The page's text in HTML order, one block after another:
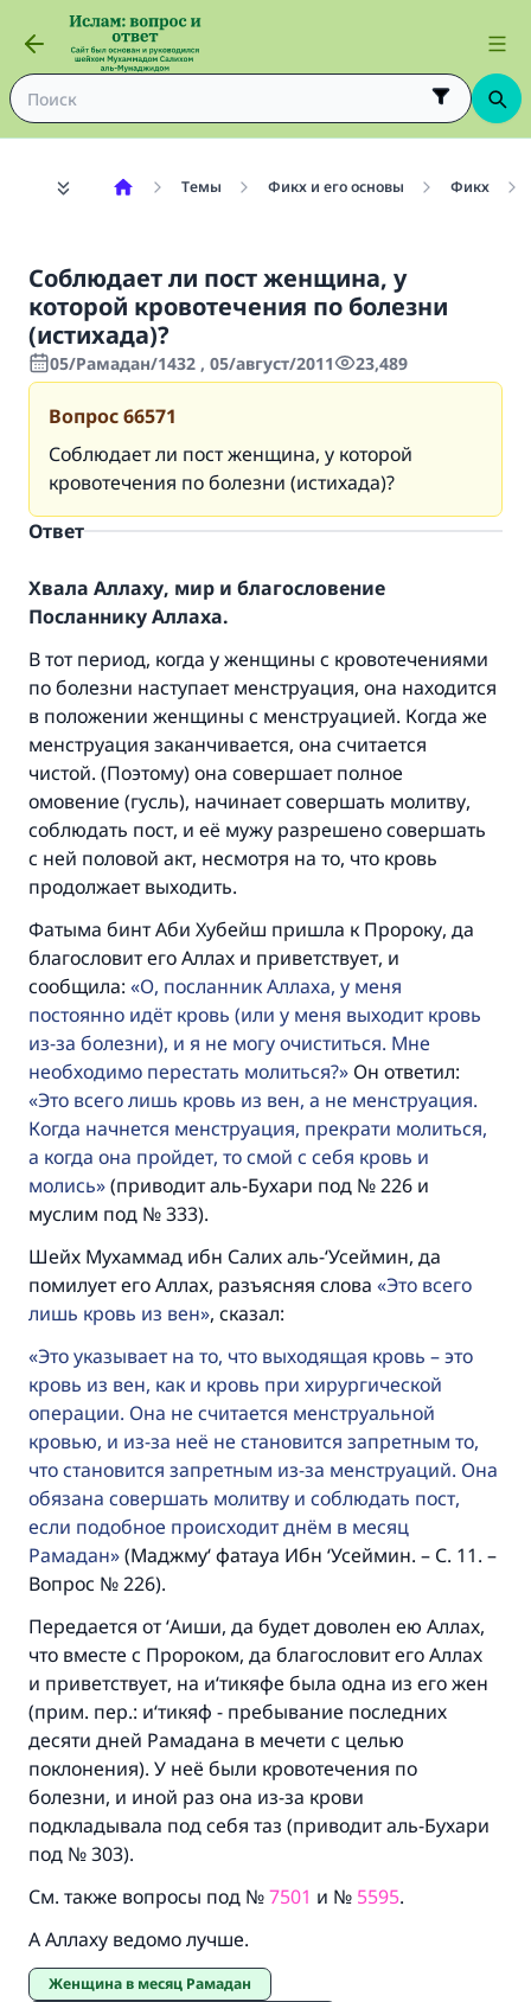
Темы Фикх и его основы Фикх
Соблюдает ли пост женщина, у
которой кровотечения по болезни
(истихада)?
05/Рамадан/1432 , 05/август/2011 23,489
Вопрос66571
Соблюдает ли пост женщина, у которой
кровотечения по болезни (истихада)?
Ответ
Хвала Аллаху, мир и благословение
Посланнику Аллаха.
В тот период, когда у женщины с кровотечениями
по болезни наступает менструация, она находится
в положении женщины с менструацией. Когда же
менструация заканчивается, она считается
чистой. (Поэтому) она совершает полное
омовение (гусль), начинает совершать молитву,
соблюдать пост, и её мужу разрешено совершать
с ней половой акт, несмотря на то, что кровь
продолжает выходить.
Фатыма бинт Аби Хубейш пришла к Пророку, да
благословит его Аллах и приветствует, и
сообщила:
О, посланник Аллаха, у меня
постоянно идёт кровь (или у меня выходит кровь
из-за болезни), и я не могу очиститься. Мне
необходимо перестать молиться? Он ответил:
Это всего лишь кровь из вен, а не менструация.
Когда начнется менструация, прекрати молиться,
а когда она пройдет, то смой с себя кровь и
молись (приводит аль-Бухари под № 226 и
муслим под № 333).
Шейх Мухаммад ибн Салих аль-‘Усеймин, да
помилует его Аллах, разъясняя слова Это всего
лишь кровь из вен , сказал:
Это указывает на то, что выходящая кровь – это
кровь из вен, как и кровь при хирургической
операции. Она не считается менструальной
кровью, и из-за неё не становится запретным то,
что становится запретным из-за менструаций. Она
обязана совершать молитву и соблюдать пост,
если подобное происходит днём в месяц
Рамадан (Маджму‘ фатауа Ибн ‘Усеймин. – С. 11. –
Вопрос № 226).
Передается от ‘Аиши, да будет доволен ею Аллах,
что вместе с Пророком, да благословит его Аллах
и приветствует, на и‘тикяфе была одна из его жен
(прим. пер.: и‘тикяф - пребывание последних
десяти дней Рамадана в мечети с целью
поклонения). У неё были кровотечения по
болезни, и иной раз она из-за крови
подкладывала под себя таз (приводит аль-Бухари
под № 303).
См. также вопросы под №7501 и № 5595.
А Аллаху ведомо лучше.
Женщина в месяц Рамадан
Ответ № 110845 помог сохранить
брак.
Помогите нам предоставить ответы Умме
Посланник Аллаха, мир ему и
благословение, сказал:
«Указавшему на благое (полагается) такая
же награда как и совершившему его»
(МУСЛИМ, № 1893).
Участвуйте сейчас!